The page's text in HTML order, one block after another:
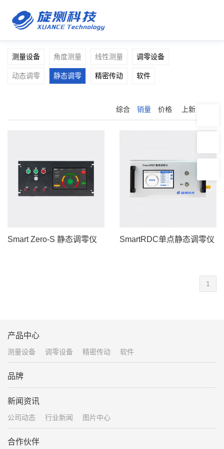
测量设备 角度测量 线性测量 调零设备
动态调零 静态调零 精密传动 软件
综合 销量 价格 上新
Smart Zero-S 静态调零仪 SmartRDC单点静态调零仪
1
产品中心
测量设备 调零设备 精密传动 软件
品牌
新闻资讯
公司动态 行业新闻 图片中心
合作伙伴